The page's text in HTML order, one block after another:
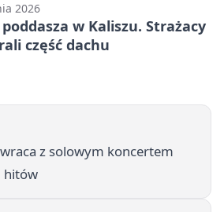
2026
w Kaliszu. Strażacy
część dachu
z solowym koncertem
hitów